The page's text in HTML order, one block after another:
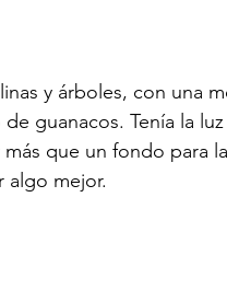
y árboles, con una
guanacos. Tenía la luz
que un fondo para
algo mejor.